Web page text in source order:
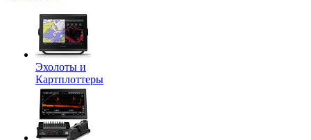
Эхолоты и
Картплоттеры